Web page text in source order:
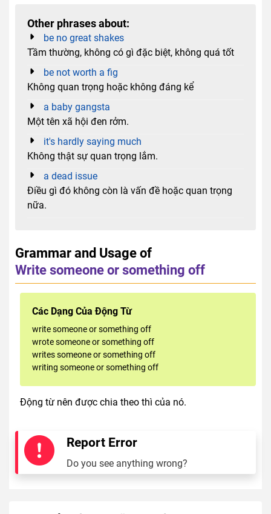
Other phrases about:
be no great shakes
Tầm thường, không có gì đặc biệt, không quá tốt
be not worth a fig
Không quan trọng hoặc không đáng kể
a baby gangsta
Một tên xã hội đen rởm.
it's hardly saying much
Không thật sự quan trọng lắm.
a dead issue
Điều gì đó không còn là vấn đề hoặc quan trọng
nữa.
Grammar and Usage of
Write someone or something off
Các Dạng Của Động Từ
write someone or something off
wrote someone or something off
writes someone or something off
writing someone or something off
Động từ nên được chia theo thì của nó.
Report Error
Do you see anything wrong?